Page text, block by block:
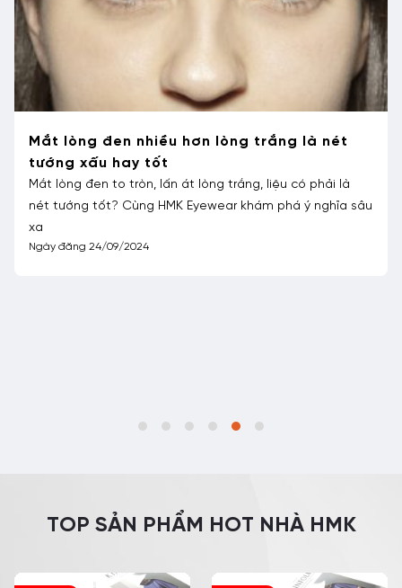
Mắt lòng đen nhiều hơn lòng trắng là nét
tướng xấu hay tốt
Mắt lòng đen to tròn, lấn át lòng trắng, liệu có phải là
nét tướng tốt? Cùng HMK Eyewear khám phá ý nghĩa sâu
xa
Ngày đăng 24/09/2024
TOP SẢN PHẨM HOT NHÀ HMK